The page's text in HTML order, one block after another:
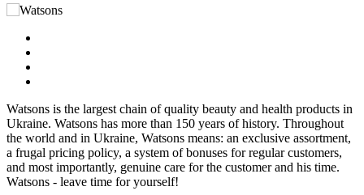
Watsons is the largest chain of quality beauty and health products in
Ukraine. Watsons has more than 150 years of history. Throughout
the world and in Ukraine, Watsons means: an exclusive assortment,
a frugal pricing policy, a system of bonuses for regular customers,
and most importantly, genuine care for the customer and his time.
Watsons - leave time for yourself!